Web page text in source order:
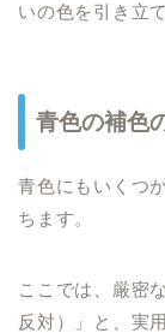
いの色を引き立
青色の補色
青色にもいくつ
ちます。
ここでは、厳密
反対）」と、実